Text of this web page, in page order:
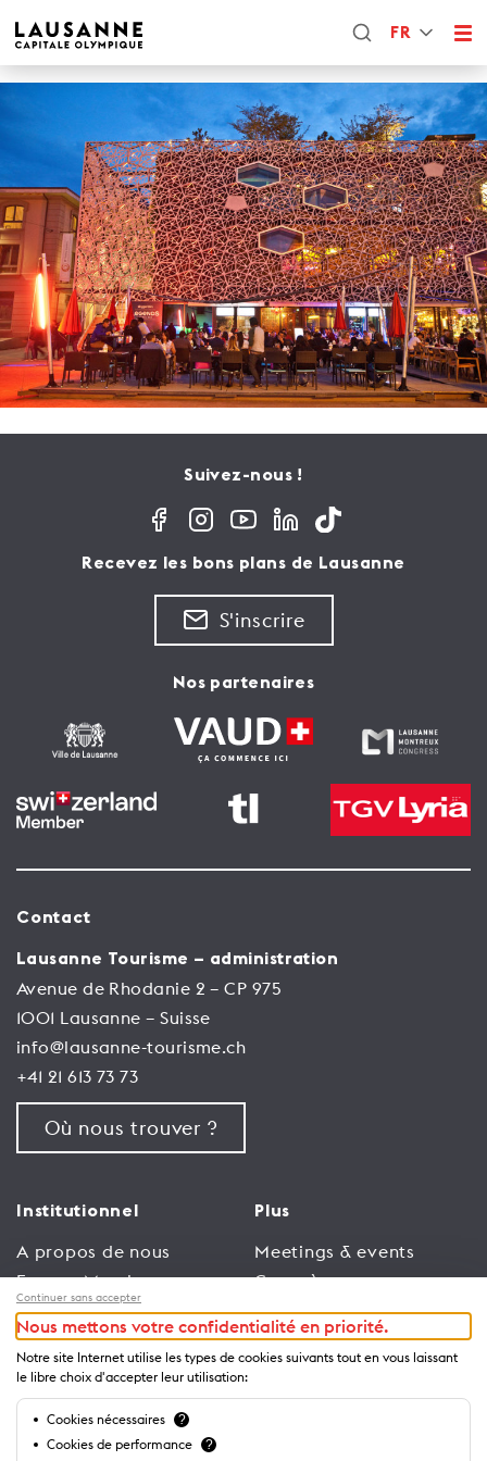
FR
Suivez-nous !
Recevez les bons plans de Lausanne
S'inscrire
Nos partenaires
Contact
Lausanne Tourisme – administration
Avenue de Rhodanie 2 – CP 975
1001 Lausanne – Suisse
info@lausanne-tourisme.ch
+41 21 613 73 73
Où nous trouver ?
Institutionnel
A propos de nous
Espace Membres
Emploi
Conditions générales
d’utilisation
Politique de
confidentialité
Plus
Meetings & events
Congrès
Trade
Espace Médias
Annonceurs
Brochures et guides
Continuer sans accepter
Nous mettons votre confidentialité en priorité.
Notre site Internet utilise les types de cookies suivants tout en vous laissant
le libre choix d'accepter leur utilisation:
Cookies nécessaires ?
Cookies de performance ?